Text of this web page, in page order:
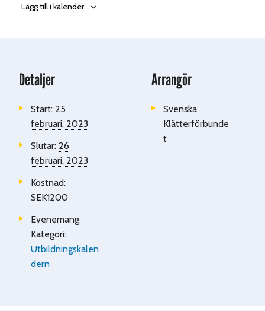
Lägg till i kalender
Detaljer
Start: 25
februari, 2023
Slutar: 26
februari, 2023
Kostnad:
SEK1200
Evenemang
Kategori:
Utbildningskalen
dern
Arrangör
Svenska
Klätterförbunde
t